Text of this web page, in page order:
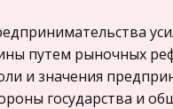
путем рыночных
и значения
государства и